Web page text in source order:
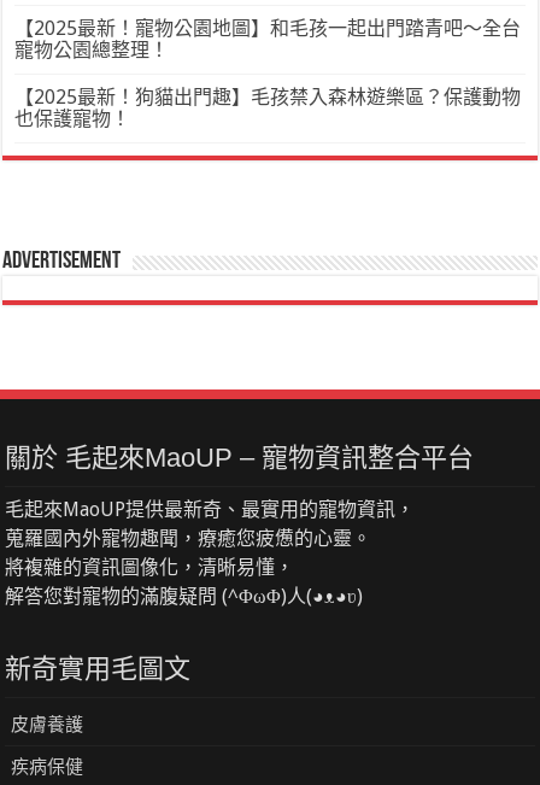
【2025最新！寵物公園地圖】和毛孩一起出門踏青吧～全台
寵物公園總整理！
【2025最新！狗貓出門趣】毛孩禁入森林遊樂區？保護動物
也保護寵物！
Advertisement
關於 毛起來MaoUP – 寵物資訊整合平台
毛起來MaoUP提供最新奇、最實用的寵物資訊，
蒐羅國內外寵物趣聞，療癒您疲憊的心靈。
將複雜的資訊圖像化，清晰易懂，
解答您對寵物的滿腹疑問 (^ΦωΦ)人(◕ᴥ◕ʋ)
新奇實用毛圖文
皮膚養護
疾病保健